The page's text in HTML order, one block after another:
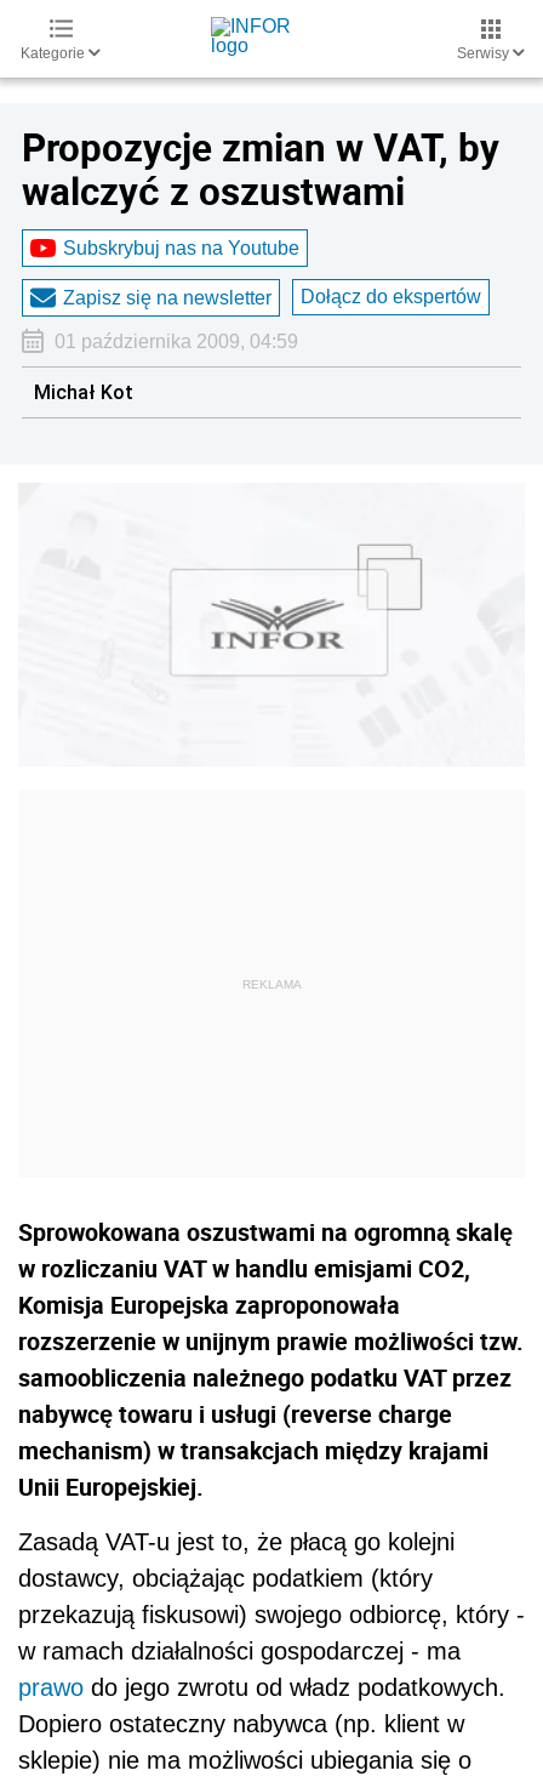
Kategorie Serwisy
Propozycje zmian w VAT, by
walczyć z oszustwami
Subskrybuj nas na Youtube
Zapisz się na newsletter Dołącz do ekspertów
01 października 2009, 04:59
Michał Kot
Sprowokowana oszustwami na ogromną skalę
w rozliczaniu VAT w handlu emisjami CO2,
Komisja Europejska zaproponowała
rozszerzenie w unijnym prawie możliwości tzw.
samoobliczenia należnego podatku VAT przez
nabywcę towaru i usługi (reverse charge
mechanism) w transakcjach między krajami
Unii Europejskiej.
Zasadą VAT-u jest to, że płacą go kolejni
dostawcy, obciążając podatkiem (który
przekazują fiskusowi) swojego odbiorcę, który -
w ramach działalności gospodarczej - ma
prawo do jego zwrotu od władz podatkowych.
Dopiero ostateczny nabywca (np. klient w
sklepie) nie ma możliwości ubiegania się o